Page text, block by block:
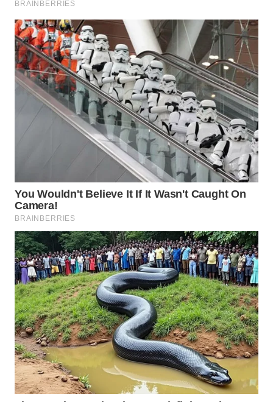
WN
TAPANULI
TENGAH
WN DELI
SERDANG
TEBING
PAKPAK
WN
WN
BEKASI
WN
BOGOR
WN
DEPOK
WN